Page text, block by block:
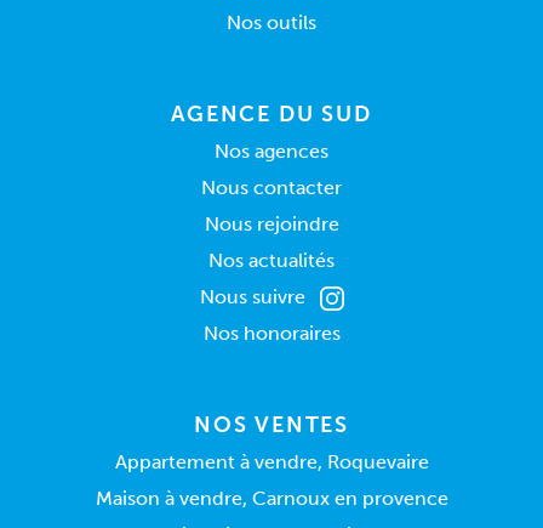
Nos outils
AGENCE DU SUD
Nos agences
Nous contacter
Nous rejoindre
Nos actualités
Nous suivre
Nos honoraires
NOS VENTES
Appartement à vendre, Roquevaire
Maison à vendre, Carnoux en provence